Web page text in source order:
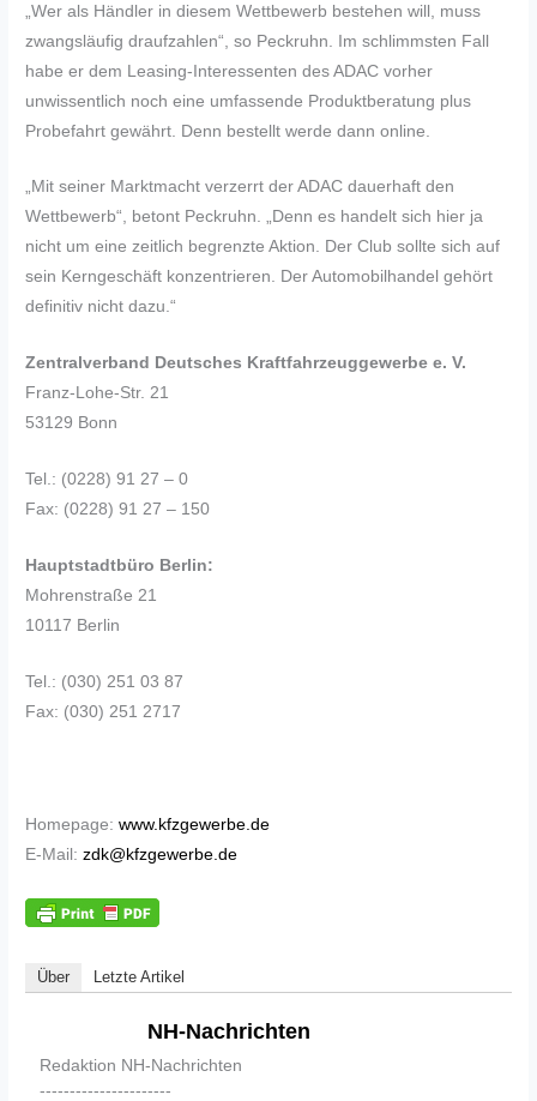
„Wer als Händler in diesem Wettbewerb bestehen will, muss
zwangsläufig draufzahlen“, so Peckruhn. Im schlimmsten Fall
habe er dem Leasing-Interessenten des ADAC vorher
unwissentlich noch eine umfassende Produktberatung plus
Probefahrt gewährt. Denn bestellt werde dann online.
„Mit seiner Marktmacht verzerrt der ADAC dauerhaft den
Wettbewerb“, betont Peckruhn. „Denn es handelt sich hier ja
nicht um eine zeitlich begrenzte Aktion. Der Club sollte sich auf
sein Kerngeschäft konzentrieren. Der Automobilhandel gehört
definitiv nicht dazu.“
Zentralverband Deutsches Kraftfahrzeuggewerbe e. V.
Franz-Lohe-Str. 21
53129 Bonn
Tel.: (0228) 91 27 – 0
Fax: (0228) 91 27 – 150
Hauptstadtbüro Berlin:
Mohrenstraße 21
10117 Berlin
Tel.: (030) 251 03 87
Fax: (030) 251 2717
Homepage: www.kfzgewerbe.de
E-Mail:zdk@kfzgewerbe.de
Über Letzte Artikel
NH-Nachrichten
Redaktion NH-Nachrichten
----------------------